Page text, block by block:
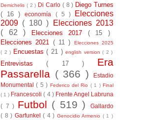
Demichelis ( 2 ) Di Carlo ( 8 ) Diego Turnes
( 16 )economía ( 5 )
Elecciones
2009 ( 180 )
Elecciones 2013
( 62 )
Elecciones 2017 ( 15 )
Elecciones 2021 ( 11 )
Elecciones 2025
( 2 )
Encuestas( 21 )english version( 2 )
Entrevistas( 17 ) Era
Passarella ( 366 )
Estadio
Monumental( 5 ) Federico del Rio ( 1 )Final
( 1 ) Francescoli( 4 ) Frente Angel Labruna
( 7 ) Futbol ( 519 )Gallardo
( 8 ) Garfunkel ( 4 ) Genocidio Armenio ( 1 )